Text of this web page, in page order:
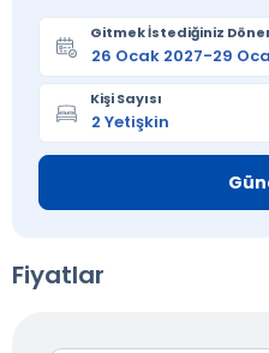
Gitmek İstediğiniz
Kişi Sayısı
Fiyatlar